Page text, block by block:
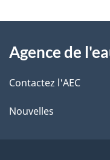
l
s
l
o
t
r
e
é
propos
de
ce
Agence de
Contactez l'AEC
Nouvelles